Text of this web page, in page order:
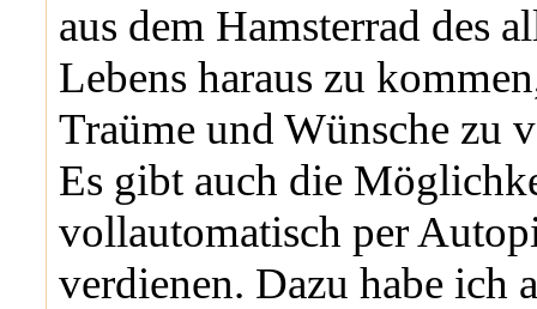
aus dem Hamsterrad des
Lebens haraus zu
Traüme und Wünsche zu
Es gibt auch die
vollautomatisch per
verdienen. Dazu habe ich